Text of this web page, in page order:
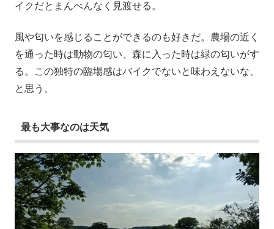
イクだとまんべんなく見渡せる。
風や匂いを感じることができるのも好きだ。農場の近く
を通った時は動物の匂い、森に入った時は緑の匂いがす
る。この独特の臨場感はバイクでないと味わえないな、
と思う。
最も大事なのは天気